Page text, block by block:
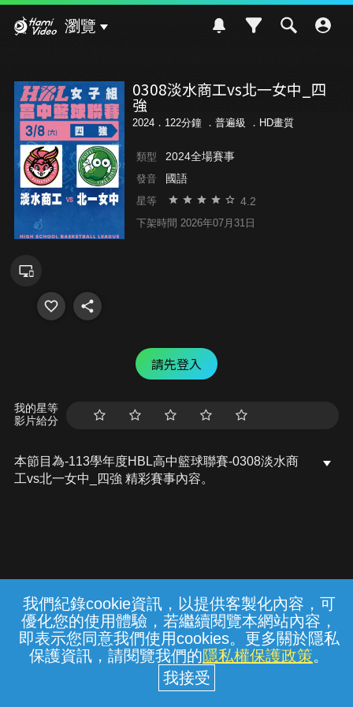
我們紀錄cookie資訊，以提供客製化內容，可
優化您的使用體驗，若繼續閱覽本網站內容，
即表示您同意我們使用cookies。更多關於隱私
保護資訊，請閱覽我們的隱私權保護政策。
瀏覽
0308淡水商工vs北一女中_四
強
2024．122分鐘 ． 普遍級 ．HD畫質
類型 2024全場賽事
發音 國語
星等 4.2
下架時間 2026年07月31日
請先登入
我的星等
影片給分
本節目為-113學年度HBL高中籃球聯賽-0308淡水商
工vs北一女中_四強 精彩賽事內容。
常見問題 線上客服 服務條款 隱私權保護
中華電信股份有限公司個人家庭分公司
(統一編號：96979949) © 2026
{{notifyMsg}}